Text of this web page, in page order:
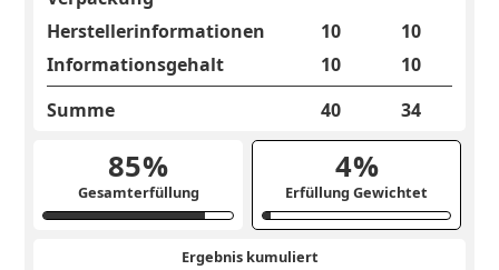
Herstellerinformationen
10
10
Informationsgehalt
10
10
Summe
40 34
85%
Gesamterfüllung
4%
Erfüllung Gewichtet
Ergebnis kumuliert